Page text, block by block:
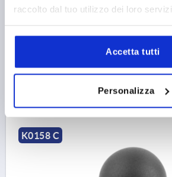
raccolto dal tuo utilizzo dei loro servizi.
Accetta tutti
Personalizza
FILETTATURA=M8
DIAMETRO
ALTEZZA=22,5
K0158.12508
K0158 C